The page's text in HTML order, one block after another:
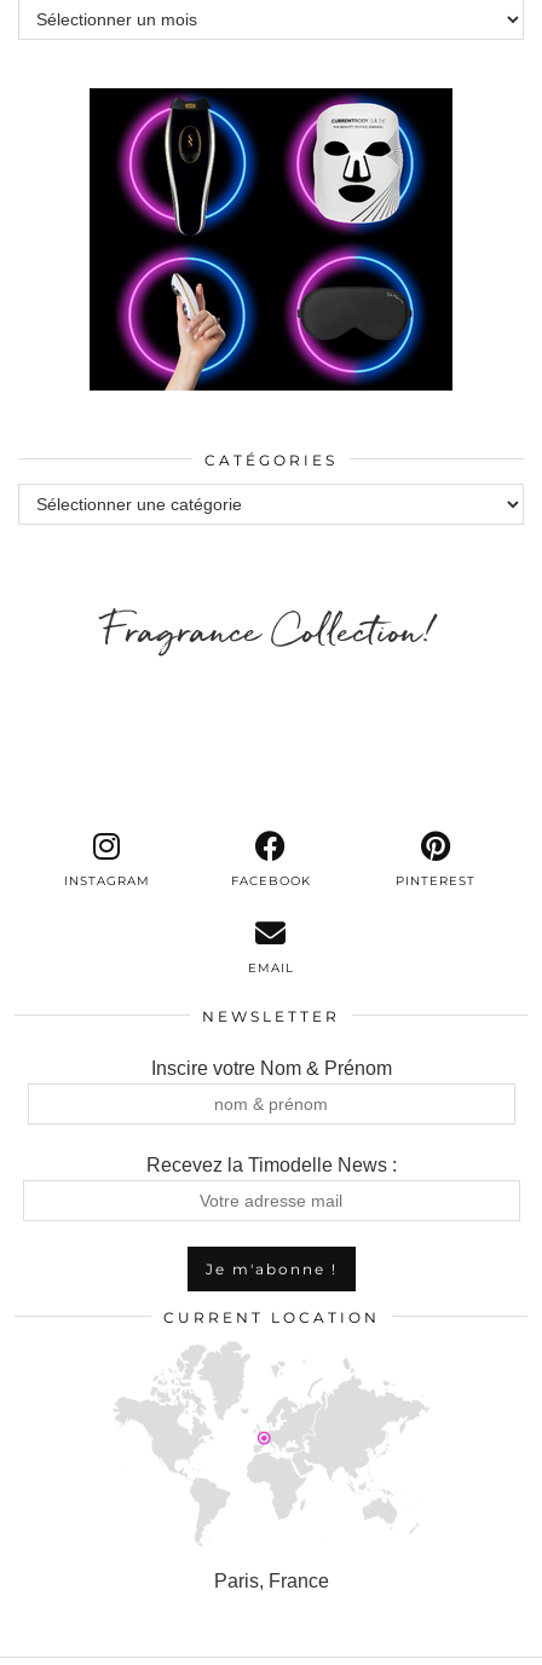
Archives
CATÉGORIES
Catégories
Fragrance Collection!
INSTAGRAM FACEBOOK PINTEREST
EMAIL
NEWSLETTER
Inscire votre Nom & Prénom
Recevez la Timodelle News :
CURRENT LOCATION
Paris, France